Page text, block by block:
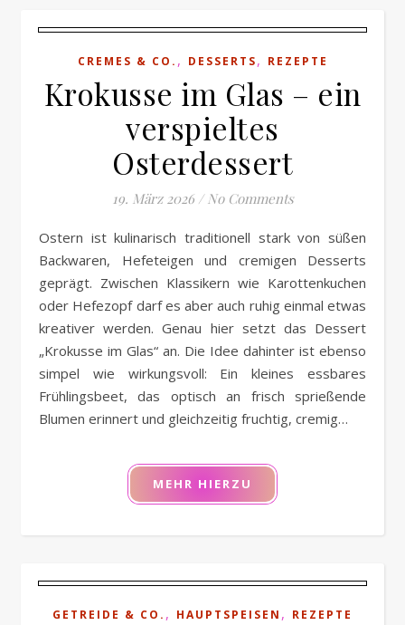
CREMES & CO. , DESSERTS, REZEPTE
Krokusse im Glas – ein
verspieltes
Osterdessert
19. März 2026 / No Comments
Ostern ist kulinarisch traditionell stark von süßen
Backwaren, Hefeteigen und cremigen Desserts
geprägt. Zwischen Klassikern wie Karottenkuchen
oder Hefezopf darf es aber auch ruhig einmal etwas
kreativer werden. Genau hier setzt das Dessert
„Krokusse im Glas“ an. Die Idee dahinter ist ebenso
simpel wie wirkungsvoll: Ein kleines essbares
Frühlingsbeet, das optisch an frisch sprießende
Blumen erinnert und gleichzeitig fruchtig, cremig…
MEHR HIERZU
GETREIDE & CO. , HAUPTSPEISEN , REZEPTE